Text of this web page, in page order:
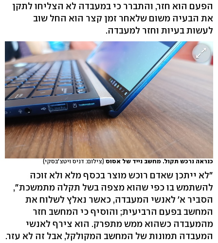
הפעם הוא חזר, והתברר כי במעבדה לא הצליחו לתקן
את הבעיה משום שלאחר זמן קצר הוא החל שוב
לעשות בעיות וחזר למעבדה.
כנראה נרכש תקול. מחשב נייד של אסוס (צילום: דניס ויטצ'בסקי)
"לא ייתכן שאדם רוכש מוצר בכסף מלא ולא זוכה
להשתמש בו כפי שהוא מצפה בשל תקלה מתמשכת",
הסביר א' לאנשי המעבדה, כאשר נאלץ לשלוח את
המחשב בפעם הרביעית; והוסיף כי המחשב חזר
מהמעבדה כשהוא ממש מתפרק. הוא צירף לאנשי
המעבדה תמונות של המחשב המקולקל, אבל זה לא עזר.